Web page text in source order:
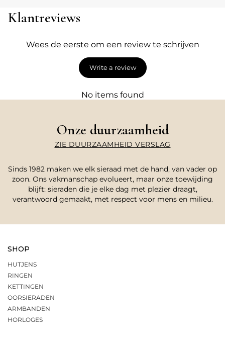
Klantreviews
Wees de eerste om een review te schrijven
Write a review
No items found
Onze duurzaamheid
ZIE DUURZAAMHEID VERSLAG
Sinds 1982 maken we elk sieraad met de hand, van vader op
zoon. Ons vakmanschap evolueert, maar onze toewijding
blijft: sieraden die je elke dag met plezier draagt,
verantwoord gemaakt, met respect voor mens en milieu.
SHOP
HUTJENS
RINGEN
KETTINGEN
OORSIERADEN
ARMBANDEN
HORLOGES